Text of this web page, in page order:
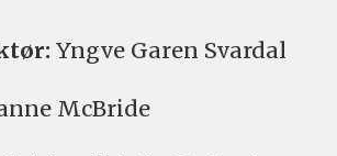
Yngve Garen Svardal
McBride